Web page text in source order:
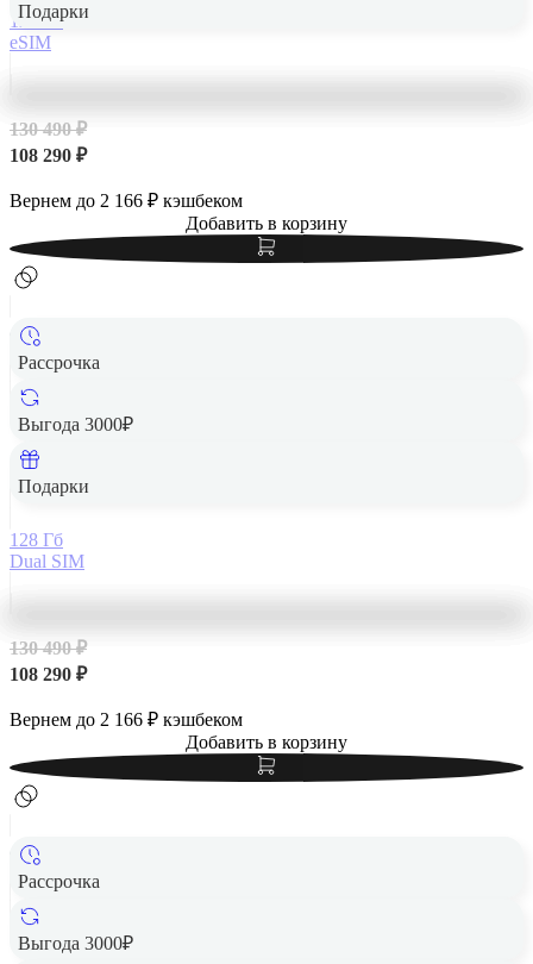
Подарки
128 Гб
eSIM
130 490 ₽
108 290 ₽
Вернем до 2 166 ₽ кэшбеком
Добавить в корзину
Рассрочка
Выгода 3000₽
Подарки
Apple iPhone 14 Pro Max 128Gb Dual SIM Silver,
128 Гб
Dual SIM
130 490 ₽
108 290 ₽
Вернем до 2 166 ₽ кэшбеком
Добавить в корзину
Рассрочка
Выгода 3000₽
Apple iPhone 14 Pro Max 128Gb Dual SIM Deep Purple,